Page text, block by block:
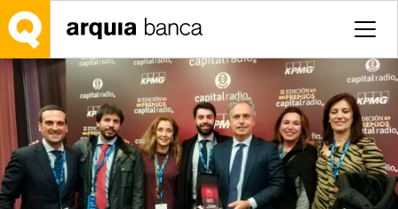
Saltar al contenido principal